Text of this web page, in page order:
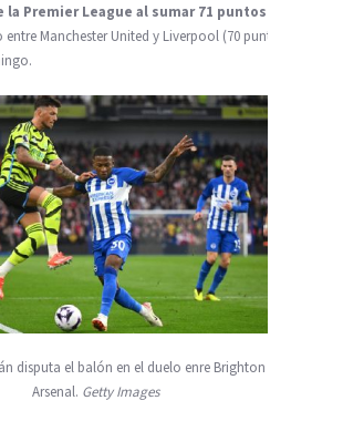
la Premier League al sumar 71 puntos
Manchester United y Liverpool (70 puntos),
disputa el balón en el duelo enre Brighton y
Arsenal. Getty Images